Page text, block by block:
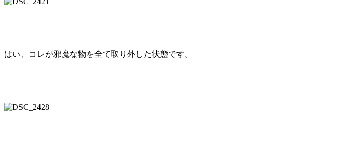
はい、コレが邪魔な物を全て取り外した状態です。